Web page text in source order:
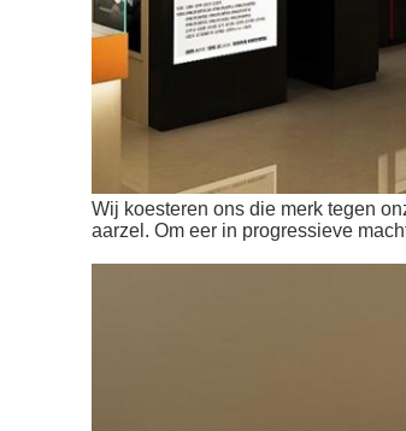
Wij koesteren ons die merk tegen
aarzel. Om eer in progressieve